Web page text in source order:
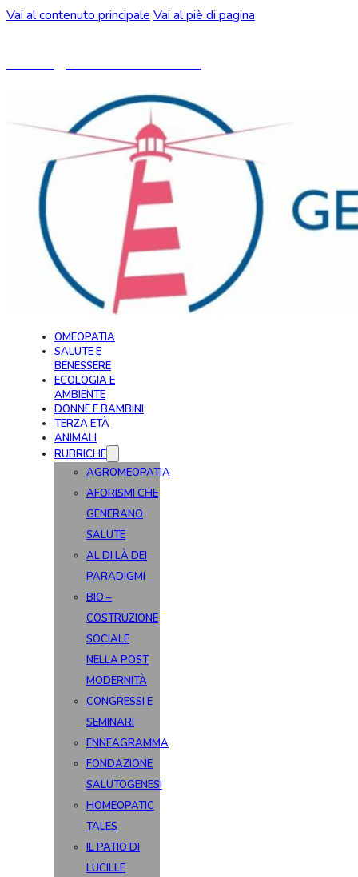
Vai al contenuto principale Vai al piè di pagina
OMEOPATIA
SALUTE E
BENESSERE
ECOLOGIA E
AMBIENTE
DONNE E BAMBINI
TERZA ETÀ
ANIMALI
RUBRICHE
AGROMEOPATIA
AFORISMI CHE
GENERANO
SALUTE
AL DI LÀ DEI
PARADIGMI
BIO –
COSTRUZIONE
SOCIALE
NELLA POST
MODERNITÀ
CONGRESSI E
SEMINARI
ENNEAGRAMMA
FONDAZIONE
SALUTOGENESI
HOMEOPATIC
TALES
IL PATIO DI
LUCILLE